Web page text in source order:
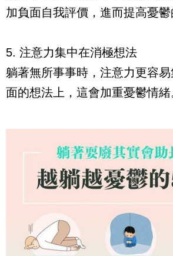
加負面自我評價，進而提高憂鬱
5. 注意力集中在消極想法
躺著無所事事時，注意力更容
面的想法上，這會加重憂鬱情緒